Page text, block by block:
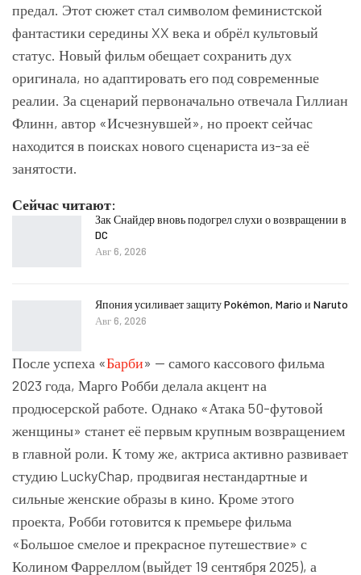
предал. Этот сюжет стал символом феминистской
фантастики середины XX века и обрёл культовый
статус. Новый фильм обещает сохранить дух
оригинала, но адаптировать его под современные
реалии. За сценарий первоначально отвечала Гиллиан
Флинн, автор «Исчезнувшей», но проект сейчас
находится в поисках нового сценариста из-за её
занятости.
Сейчас читают:
Зак Снайдер вновь подогрел слухи о возвращении в
DC
Авг 6, 2026
Япония усиливает защиту Pokémon, Mario и Naruto
Авг 6, 2026
После успеха «Барби» — самого кассового фильма
2023 года, Марго Робби делала акцент на
продюсерской работе. Однако «Атака 50-футовой
женщины» станет её первым крупным возвращением
в главной роли. К тому же, актриса активно развивает
студию LuckyChap, продвигая нестандартные и
сильные женские образы в кино. Кроме этого
проекта, Робби готовится к премьере фильма
«Большое смелое и прекрасное путешествие» с
Колином Фарреллом (выйдет 19 сентября 2025), а